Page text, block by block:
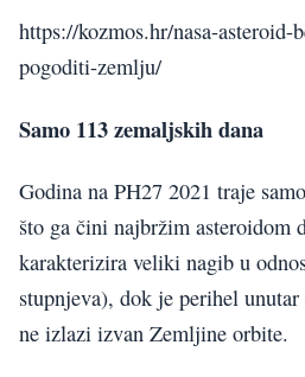
https://kozmos.hr/nasa-asteroid-
pogoditi-zemlju/
Samo 113 zemaljskih dana
Godina na PH27 2021 traje
što ga čini najbržim asteroidom
karakterizira veliki nagib u
stupnjeva), dok je perihel
ne izlazi izvan Zemljine orbite.